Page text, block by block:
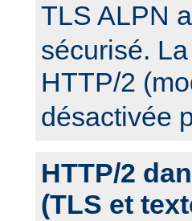
TLS ALPN
sécurisé.
HTTP/2
désactivée
HTTP/2
(TLS et